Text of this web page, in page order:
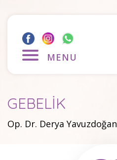
MENU
GEBELİK
Op. Dr. Derya Yavuzdoğan